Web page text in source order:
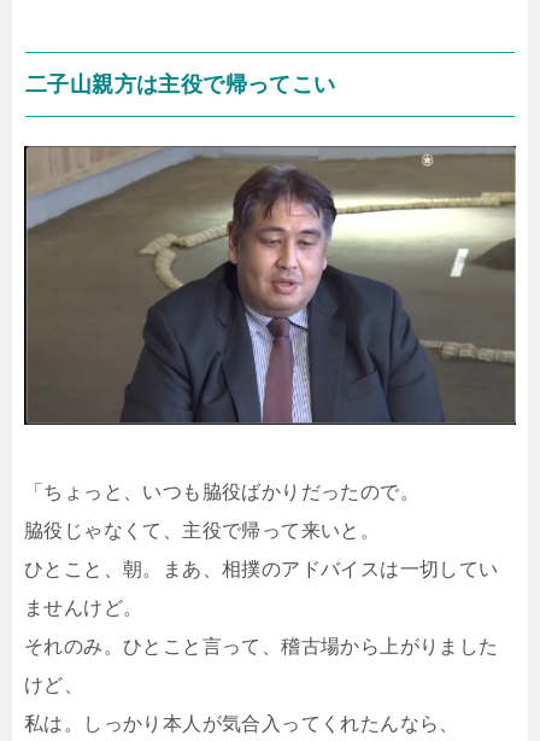
二子山親方は主役で帰ってこい
「ちょっと、いつも脇役ばかりだったので。
脇役じゃなくて、主役で帰って来いと。
ひとこと、朝。まあ、相撲のアドバイスは一切してい
ませんけど。
それのみ。ひとこと言って、稽古場から上がりました
けど、
私は。しっかり本人が気合入ってくれたんなら、